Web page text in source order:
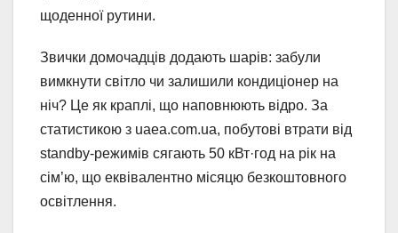
щоденної рутини.
Звички домочадців додають шарів: забули
вимкнути світло чи залишили кондиціонер на
ніч? Це як краплі, що наповнюють відро. За
статистикою з uaea.com.ua, побутові втрати від
standby-режимів сягають 50 кВт·год на рік на
сім’ю, що еквівалентно місяцю безкоштовного
освітлення.